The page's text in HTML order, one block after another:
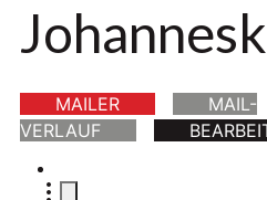
MAILER
MAIL-
VERLAUF